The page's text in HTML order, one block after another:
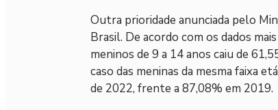
Outra prioridade anunciada pelo
Brasil. De acordo com os dados
meninos de 9 a 14 anos caiu de
caso das meninas da mesma faixa
de 2022, frente a 87,08% em 2019.